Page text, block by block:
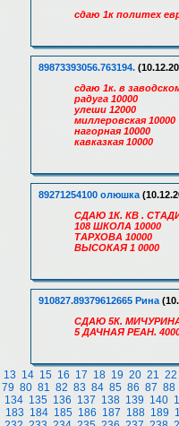
сдаю 1к политех
89873393056.763194.
сдаю 1к. в
радуга 10000
улеши 12000
миллеровская 10000
нагорная 10000
кавказкая 10000
89271254100 олюшка
СДАЮ 1К. КВ .
108 ШКОЛА 10000
ТАРХОВА 10000
ВЫСОКАЯ 1 0000
910827.89379612665 Рина
СДАЮ 5К.
5 ДАЧНАЯ РЕАН.
13 14 15 16 17 18 19 20 21 22
79 80 81 82 83 84 85 86 87 88
134 135 136 137 138 139 140
183 184 185 186 187 188 189